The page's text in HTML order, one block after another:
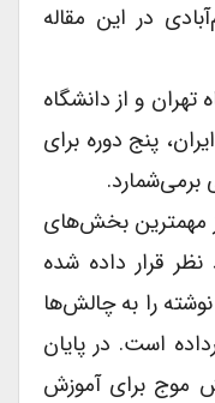
در این مقاله
و از دانشگاه
پنج دوره برای
مهمترین بخش‌های
قرار داده شده
را به چالش‌ها
است. در پایان
موج برای آموزش